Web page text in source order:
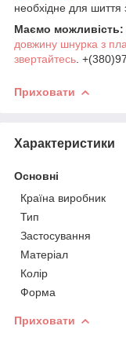
необхідне для шиття
Маємо можливість:
довжину шнурка з
звертайтесь .
Приховати
Характеристики
Основні
Країна виробник
Тип
Застосування
Матеріал
Колір
Форма
Приховати